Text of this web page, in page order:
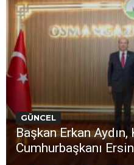
GÜNCEL
Başkan Erkan Aydın,
Cumhurbaşkanı Ersin